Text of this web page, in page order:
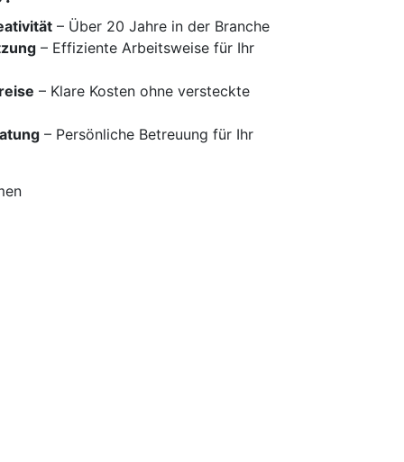
– Über 20 Jahre in der Branche
– Effiziente Arbeitsweise für Ihr
– Klare Kosten ohne versteckte
– Persönliche Betreuung für Ihr